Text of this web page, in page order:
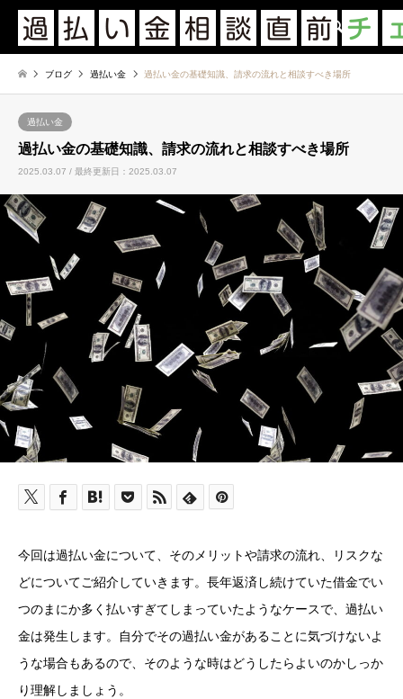
検索
ブログ 過払い金 過払い金の基礎知識、請求の流れと相談すべき場所
過払い金
過払い金の基礎知識、請求の流れと相談すべき場所
2025.03.07 / 最終更新日：2025.03.07
今回は過払い金について、そのメリットや請求の流れ、リスクな
どについてご紹介していきます。長年返済し続けていた借金でい
つのまにか多く払いすぎてしまっていたようなケースで、過払い
金は発生します。自分でその過払い金があることに気づけないよ
うな場合もあるので、そのような時はどうしたらよいのかしっか
り理解しましょう。